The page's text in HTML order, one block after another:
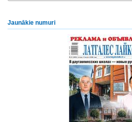
Jaunākie numuri